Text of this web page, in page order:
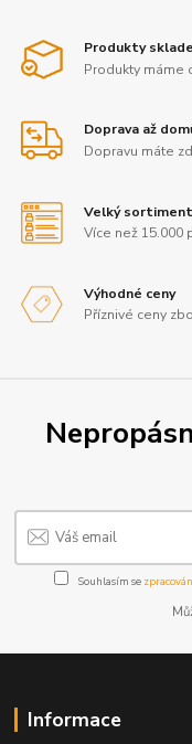
Produkty
Produkty máme
Doprava až
Dopravu máte
Velký sortiment
Více než 15.000
Výhodné ceny
Příznivé ceny
Souhlasím se
Informace